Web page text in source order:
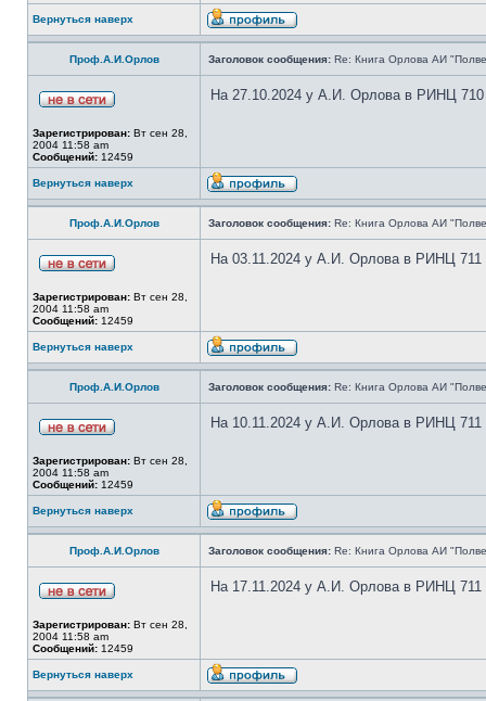
Вернуться наверх
Проф.А.И.Орлов Заголовок сообщения: Re: Книга Орлова АИ
Зарегистрирован: Вт сен 28,
2004 11:58 am
Сообщений: 12459
На 27.10.2024 у А.И. Орлова в РИНЦ 710
Вернуться наверх
Проф.А.И.Орлов Заголовок сообщения: Re: Книга Орлова АИ
Зарегистрирован: Вт сен 28,
2004 11:58 am
Сообщений: 12459
На 03.11.2024 у А.И. Орлова в РИНЦ 711
Вернуться наверх
Проф.А.И.Орлов Заголовок сообщения: Re: Книга Орлова АИ
Зарегистрирован: Вт сен 28,
2004 11:58 am
Сообщений: 12459
На 10.11.2024 у А.И. Орлова в РИНЦ 711
Вернуться наверх
Проф.А.И.Орлов Заголовок сообщения: Re: Книга Орлова АИ
Зарегистрирован: Вт сен 28,
2004 11:58 am
Сообщений: 12459
На 17.11.2024 у А.И. Орлова в РИНЦ 711
Вернуться наверх